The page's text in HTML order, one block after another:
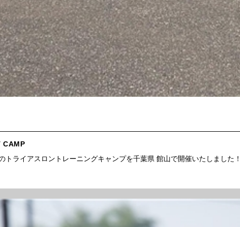
CAMP
ライアスロントレーニングキャンプを千葉県 館山で開催いたしました